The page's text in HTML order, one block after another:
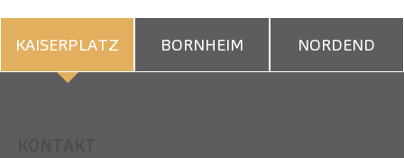
KAISERPLATZ BORNHEIM NORDEND